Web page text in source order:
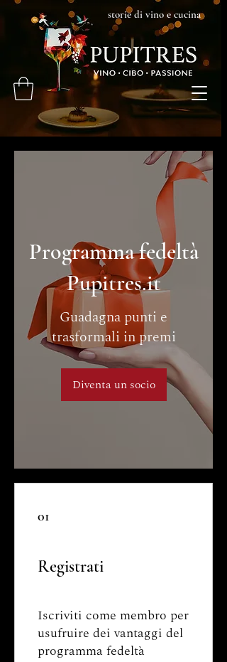
storie di vino e cucina
Programma fedeltà
Pupitres.it
Guadagna punti e
trasformali in premi
Diventa un socio
01
Registrati
Iscriviti come membro per
usufruire dei vantaggi del
programma fedeltà